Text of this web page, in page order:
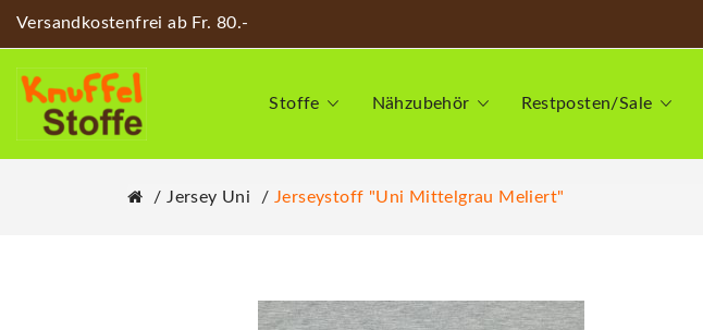
Versandkostenfrei ab Fr. 80.-
Stoffe Nähzubehör Restposten/Sale
Jersey Uni Jerseystoff "Uni Mittelgrau Meliert"